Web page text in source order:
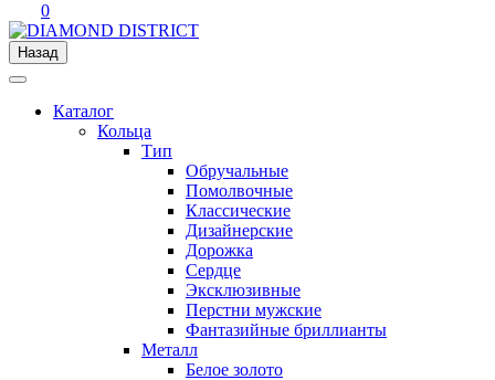
0
Назад
Каталог
Кольца
Тип
Обручальные
Помолвочные
Классические
Дизайнерские
Дорожка
Сердце
Эксклюзивные
Перстни мужские
Фантазийные бриллианты
Металл
Белое золото